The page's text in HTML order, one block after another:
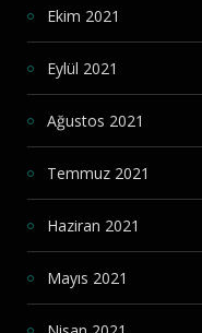
Ekim 2021
Eylül 2021
Ağustos 2021
Temmuz 2021
Haziran 2021
Mayıs 2021